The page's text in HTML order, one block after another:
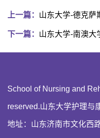
上一篇： 山东大学-德克萨
下一篇： 山东大学-南澳大
School of Nursing and
reserved.山东大学护
地址：山东济南市文化西